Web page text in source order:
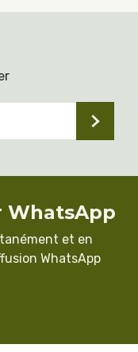
WhatsApp
et en
WhatsApp